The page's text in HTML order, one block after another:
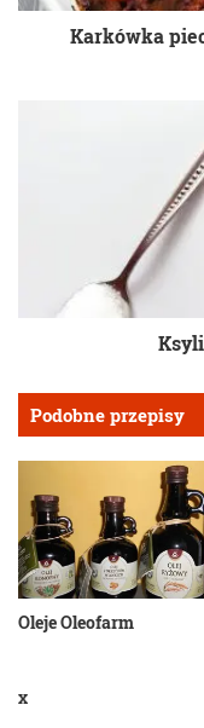
Karkówka
Podobne przepisy
Oleje Oleofarm
x